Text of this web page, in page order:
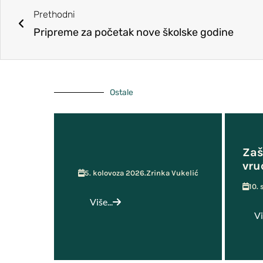
Učenička zadruga MOST
Prethodni
Pripreme za početak nove školske godine
Ostale
5. kolovoza 2026.Zrinka Vukelić
Više...
10.